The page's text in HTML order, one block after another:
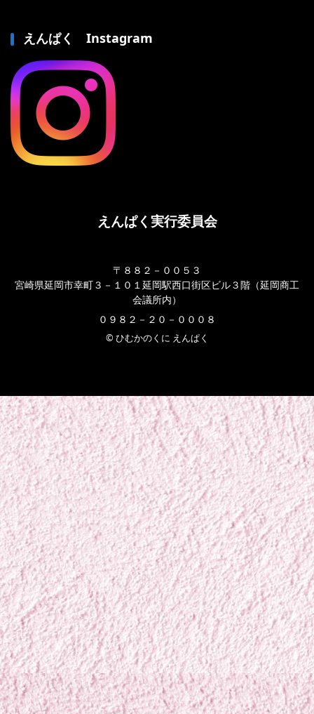
えんぱく Instagram
えんぱく実行委員会
〒８８２－００５３
宮崎県延岡市幸町３－１０１延岡駅西口街区ビル３階（延岡商工
会議所内）
０９８２－２０－０００８
© ひむかのくに えんぱく